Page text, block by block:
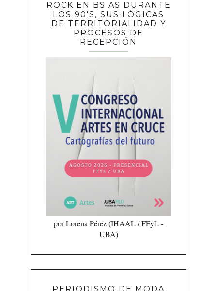
ROCK EN BS AS DURANTE
LOS 90'S, SUS LÓGICAS
DE TERRITORIALIDAD Y
PROCESOS DE
RECEPCIÓN
por Lorena Pérez (IHAAL / FFyL -
UBA)
PERIODISMO DE MODA